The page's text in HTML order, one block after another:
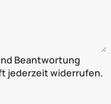
Beantwortung
jederzeit widerrufen.